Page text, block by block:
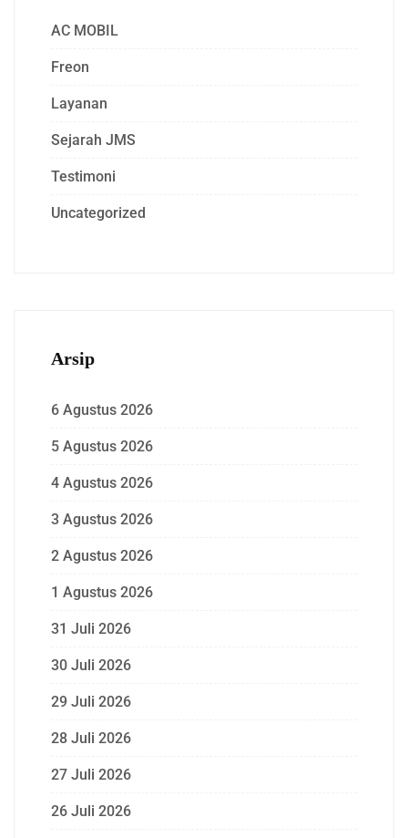
AC MOBIL
Freon
Layanan
Sejarah JMS
Testimoni
Uncategorized
Arsip
6 Agustus 2026
5 Agustus 2026
4 Agustus 2026
3 Agustus 2026
2 Agustus 2026
1 Agustus 2026
31 Juli 2026
30 Juli 2026
29 Juli 2026
28 Juli 2026
27 Juli 2026
26 Juli 2026